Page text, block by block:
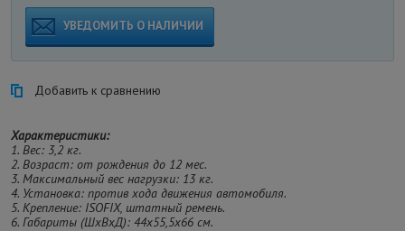
УВЕДОМИТЬ О НАЛИЧИИ
Добавить к сравнению
Характеристики:
1. Вес: 3,2 кг.
2. Возраст: от рождения до 12 мес.
3. Максимальный вес нагрузки: 13 кг.
4. Установка: против хода движения автомобиля.
5. Крепление: ISOFIX, штатный ремень.
6. Габариты (ШхВхД): 44х55,5х66 см.